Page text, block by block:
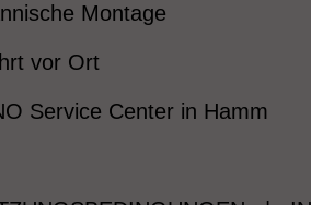
Montage
vor Ort
Service Center in Hamm